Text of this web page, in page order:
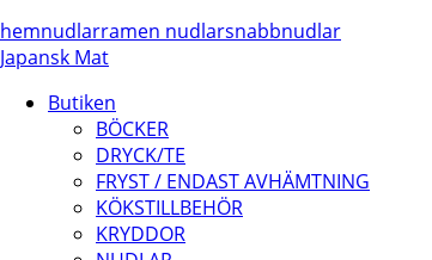
hemnudlarramen nudlarsnabbnudlar
Japansk Mat
Butiken
BÖCKER
DRYCK/TE
FRYST / ENDAST AVHÄMTNING
KÖKSTILLBEHÖR
KRYDDOR